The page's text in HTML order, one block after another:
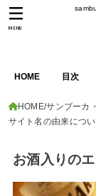
HOME 目次
MENU
HOME サンブーカ
サイト名の由来につい
お酒入りの